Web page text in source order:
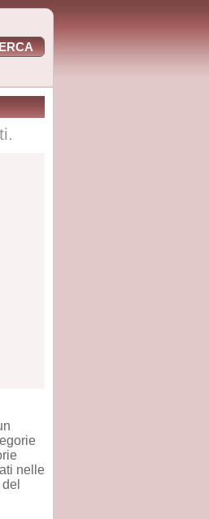
nelle